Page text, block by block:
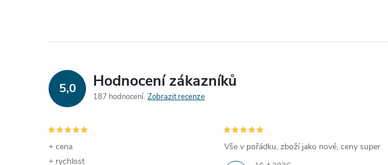
5,0 Hodnocení zákazníků
187 hodnocení Zobrazit recenze
+ cena
+ rychlost
Vše v pořádku, zboží jako nové, ceny super